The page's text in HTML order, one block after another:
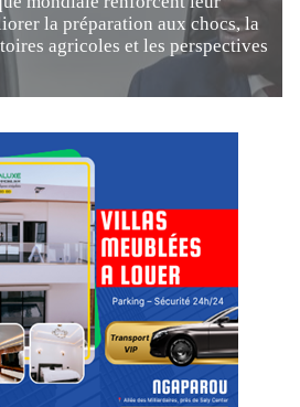
la préparation aux chocs, la
agricoles et les perspectives